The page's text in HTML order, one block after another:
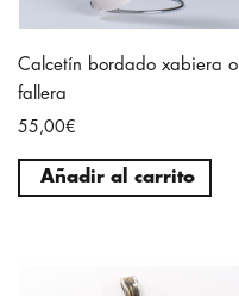
Calcetín bordado xabiera o
fallera
55,00€
Añadir al carrito